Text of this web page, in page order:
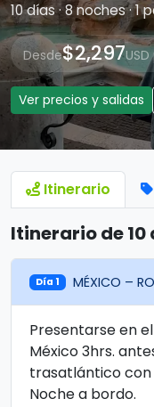
10 días · 8 noches · 1
Desde$2,297
Ver precios y salidas
Itinerario
Itinerario de 10
Día 1 MÉXICO –
Presentarse en
México 3hrs.
trasatlántico con
Noche a bordo.